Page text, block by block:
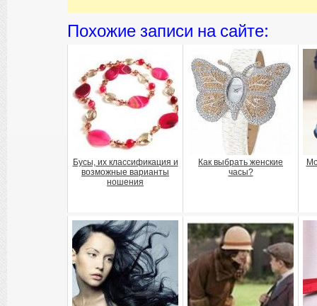
Похожие записи на сайте:
Бусы, их классификация и
возможные варианты
ношения
Как выбрать женские
часы?